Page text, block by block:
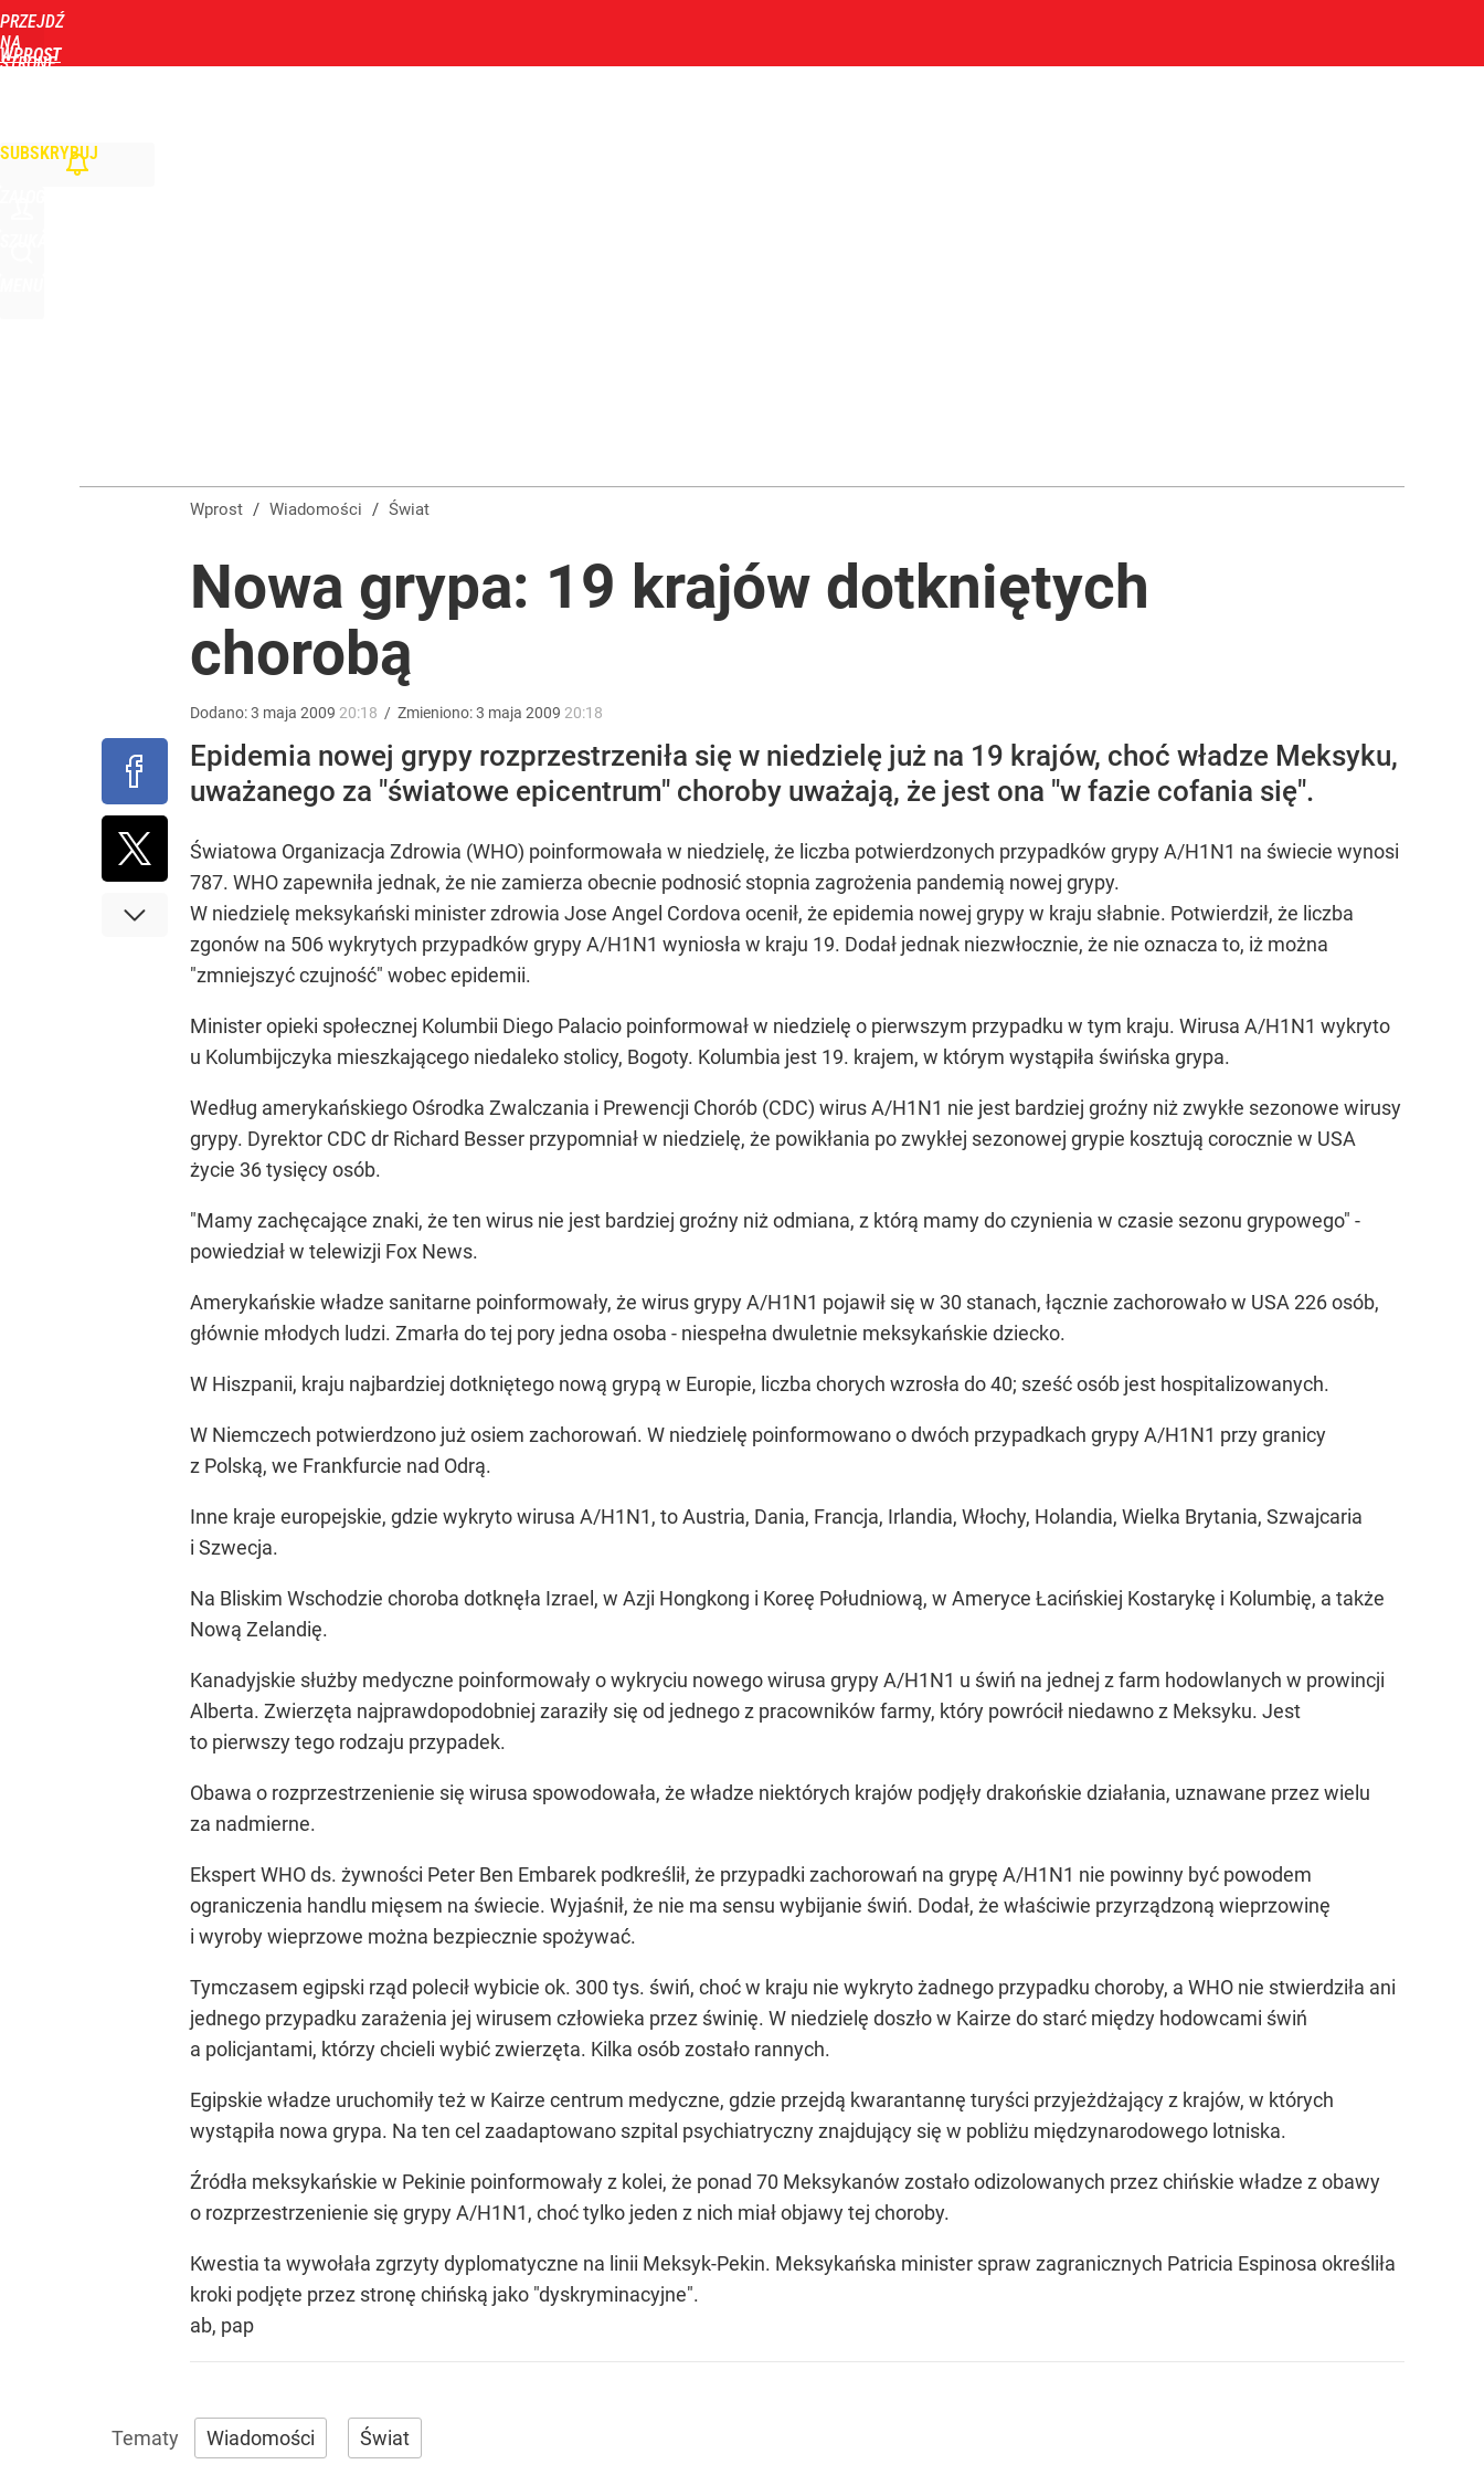
PRZEJDŹ
NA
STRONĘ
WPROST
SUBSKRYBUJ
dodaj
Farmacja: wzrost pod presją. co czeka branżę do 2030 roku?
Vistula x LOT: Elegancja w podróży. Premiera wspólnej kolekcji kapsułowej
Nawrocki ma szansę na drugą kadencję? Tak ocenili go Polacy. Sondaż dla „Wprost”
Wprost / Wiadomości / Świat
Nowa grypa: 19 krajów dotkniętych
chorobą
Dodano:3 maja 2009 20:18 / Zmieniono:3 maja 2009 20:18
Epidemia nowej grypy rozprzestrzeniła się w niedzielę już na 19 krajów, choć władze Meksyku,
uważanego za "światowe epicentrum" choroby uważają, że jest ona "w fazie cofania się".
Światowa Organizacja Zdrowia (WHO) poinformowała w niedzielę, że liczba potwierdzonych przypadków grypy A/H1N1 na świecie wynosi
787. WHO zapewniła jednak, że nie zamierza obecnie podnosić stopnia zagrożenia pandemią nowej grypy.
W niedzielę meksykański minister zdrowia Jose Angel Cordova ocenił, że epidemia nowej grypy w kraju słabnie. Potwierdził, że liczba
zgonów na 506 wykrytych przypadków grypy A/H1N1 wyniosła w kraju 19. Dodał jednak niezwłocznie, że nie oznacza to, iż można
"zmniejszyć czujność" wobec epidemii.
Minister opieki społecznej Kolumbii Diego Palacio poinformował w niedzielę o pierwszym przypadku w tym kraju. Wirusa A/H1N1 wykryto
u Kolumbijczyka mieszkającego niedaleko stolicy, Bogoty. Kolumbia jest 19. krajem, w którym wystąpiła świńska grypa.
Według amerykańskiego Ośrodka Zwalczania i Prewencji Chorób (CDC) wirus A/H1N1 nie jest bardziej groźny niż zwykłe sezonowe wirusy
grypy. Dyrektor CDC dr Richard Besser przypomniał w niedzielę, że powikłania po zwykłej sezonowej grypie kosztują corocznie w USA
życie 36 tysięcy osób.
"Mamy zachęcające znaki, że ten wirus nie jest bardziej groźny niż odmiana, z którą mamy do czynienia w czasie sezonu grypowego" -
powiedział w telewizji Fox News.
Amerykańskie władze sanitarne poinformowały, że wirus grypy A/H1N1 pojawił się w 30 stanach, łącznie zachorowało w USA 226 osób,
głównie młodych ludzi. Zmarła do tej pory jedna osoba - niespełna dwuletnie meksykańskie dziecko.
W Hiszpanii, kraju najbardziej dotkniętego nową grypą w Europie, liczba chorych wzrosła do 40; sześć osób jest hospitalizowanych.
W Niemczech potwierdzono już osiem zachorowań. W niedzielę poinformowano o dwóch przypadkach grypy A/H1N1 przy granicy
z Polską, we Frankfurcie nad Odrą.
Inne kraje europejskie, gdzie wykryto wirusa A/H1N1, to Austria, Dania, Francja, Irlandia, Włochy, Holandia, Wielka Brytania, Szwajcaria
i Szwecja.
Na Bliskim Wschodzie choroba dotknęła Izrael, w Azji Hongkong i Koreę Południową, w Ameryce Łacińskiej Kostarykę i Kolumbię, a także
Nową Zelandię.
Kanadyjskie służby medyczne poinformowały o wykryciu nowego wirusa grypy A/H1N1 u świń na jednej z farm hodowlanych w prowincji
Alberta. Zwierzęta najprawdopodobniej zaraziły się od jednego z pracowników farmy, który powrócił niedawno z Meksyku. Jest
to pierwszy tego rodzaju przypadek.
Obawa o rozprzestrzenienie się wirusa spowodowała, że władze niektórych krajów podjęły drakońskie działania, uznawane przez wielu
za nadmierne.
Ekspert WHO ds. żywności Peter Ben Embarek podkreślił, że przypadki zachorowań na grypę A/H1N1 nie powinny być powodem
ograniczenia handlu mięsem na świecie. Wyjaśnił, że nie ma sensu wybijanie świń. Dodał, że właściwie przyrządzoną wieprzowinę
i wyroby wieprzowe można bezpiecznie spożywać.
Tymczasem egipski rząd polecił wybicie ok. 300 tys. świń, choć w kraju nie wykryto żadnego przypadku choroby, a WHO nie stwierdziła ani
jednego przypadku zarażenia jej wirusem człowieka przez świnię. W niedzielę doszło w Kairze do starć między hodowcami świń
a policjantami, którzy chcieli wybić zwierzęta. Kilka osób zostało rannych.
Egipskie władze uruchomiły też w Kairze centrum medyczne, gdzie przejdą kwarantannę turyści przyjeżdżający z krajów, w których
wystąpiła nowa grypa. Na ten cel zaadaptowano szpital psychiatryczny znajdujący się w pobliżu międzynarodowego lotniska.
Źródła meksykańskie w Pekinie poinformowały z kolei, że ponad 70 Meksykanów zostało odizolowanych przez chińskie władze z obawy
o rozprzestrzenienie się grypy A/H1N1, choć tylko jeden z nich miał objawy tej choroby.
Kwestia ta wywołała zgrzyty dyplomatyczne na linii Meksyk-Pekin. Meksykańska minister spraw zagranicznych Patricia Espinosa określiła
kroki podjęte przez stronę chińską jako "dyskryminacyjne".
ab, pap
Wiadomości Świat